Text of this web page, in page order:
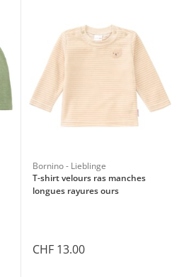
Bornino - Lieblinge
T-shirt velours ras manches
longues rayures ours
CHF 13.00